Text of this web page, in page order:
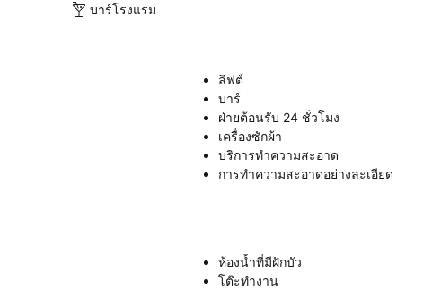
บาร์โรงแรม
ลิฟต์
บาร์
ฝ่ายต้อนรับ 24 ชั่วโมง
เครื่องซักผ้า
บริการทำความสะอาด
การทำความสะอาดอย่างละเอียด
ห้องน้ำที่มีฝักบัว
โต๊ะทำงาน